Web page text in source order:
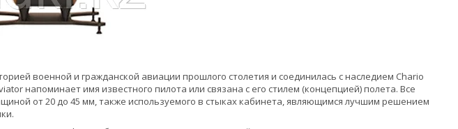
военной и гражданской авиации прошлого столетия и соединилась с наследием Chario
напоминает имя известного пилота или связана с его стилем (концепцией) полета. Все
от 20 до 45 мм, также используемого в стыках кабинета, являющимся лучшим решением